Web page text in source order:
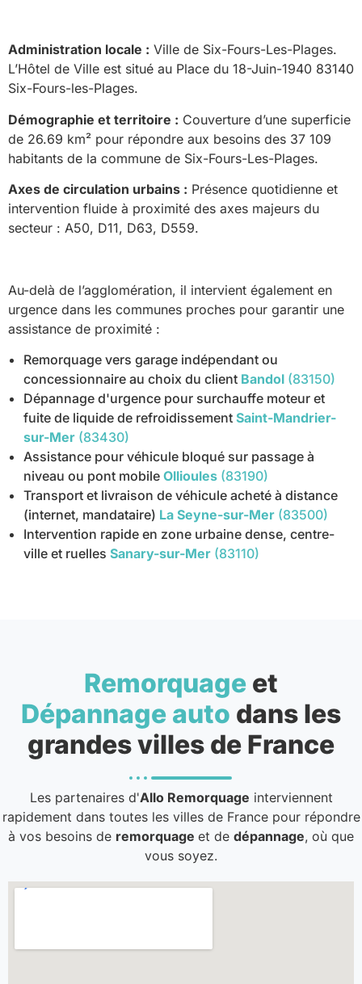
Administration locale : Ville de Six-Fours-Les-Plages.
L’Hôtel de Ville est situé au Place du 18-Juin-1940 83140
Six-Fours-les-Plages.
Démographie et territoire : Couverture d’une superficie
de 26.69 km² pour répondre aux besoins des 37 109
habitants de la commune de Six-Fours-Les-Plages.
Axes de circulation urbains : Présence quotidienne et
intervention fluide à proximité des axes majeurs du
secteur : A50, D11, D63, D559.
Au-delà de l’agglomération, il intervient également en
urgence dans les communes proches pour garantir une
assistance de proximité :
Remorquage vers garage indépendant ou
concessionnaire au choix du client Bandol (83150)
Dépannage d'urgence pour surchauffe moteur et
fuite de liquide de refroidissement Saint-Mandrier-
sur-Mer (83430)
Assistance pour véhicule bloqué sur passage à
niveau ou pont mobile Ollioules (83190)
Transport et livraison de véhicule acheté à distance
(internet, mandataire) La Seyne-sur-Mer (83500)
Intervention rapide en zone urbaine dense, centre-
ville et ruelles Sanary-sur-Mer (83110)
Remorquage et
Dépannage auto dans les
grandes villes de France
Les partenaires d'Allo Remorquage interviennent
rapidement dans toutes les villes de France pour répondre
à vos besoins de remorquage et de dépannage, où que
vous soyez.